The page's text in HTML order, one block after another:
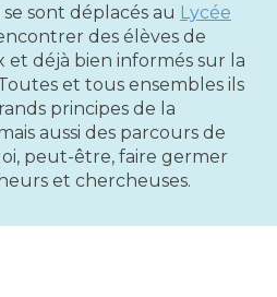
sont déplacés au Lycée
des élèves de
déjà bien informés sur la
et tous ensembles ils
principes de la
aussi des parcours de
peut-être, faire germer
et chercheuses.